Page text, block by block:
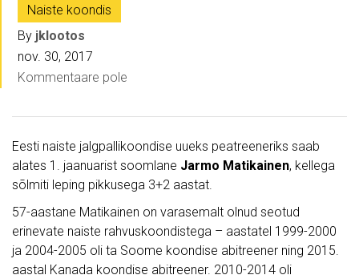
Naiste koondis
By jklootos
nov. 30, 2017
Kommentaare pole
Eesti naiste jalgpallikoondise uueks peatreeneriks saab
alates 1. jaanuarist soomlane Jarmo Matikainen, kellega
sõlmiti leping pikkusega 3+2 aastat.
57-aastane Matikainen on varasemalt olnud seotud
erinevate naiste rahvuskoondistega – aastatel 1999-2000
ja 2004-2005 oli ta Soome koondise abitreener ning 2015.
aastal Kanada koondise abitreener. 2010-2014 oli